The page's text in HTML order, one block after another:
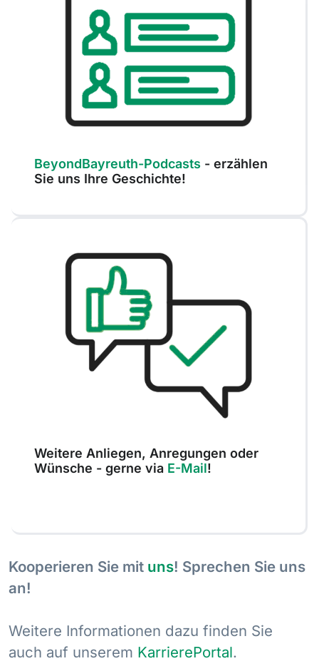
BeyondBayreuth-Podcasts - erzählen
Sie uns Ihre Geschichte!
Weitere Anliegen, Anregungen oder
Wünsche - gerne via E-Mail!
Kooperieren Sie mit uns! Sprechen Sie uns
an!
Weitere Informationen dazu finden Sie
auch auf unserem KarrierePortal.